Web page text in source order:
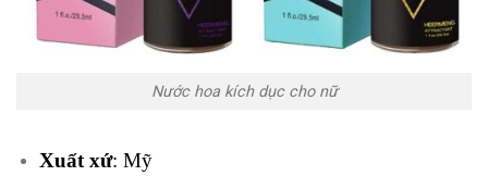
Nước hoa kích dục cho nữ
Xuất xứ: Mỹ